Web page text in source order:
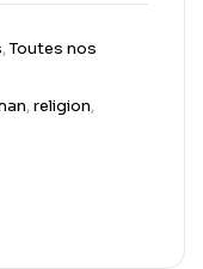
,Toutes nos
,religion,